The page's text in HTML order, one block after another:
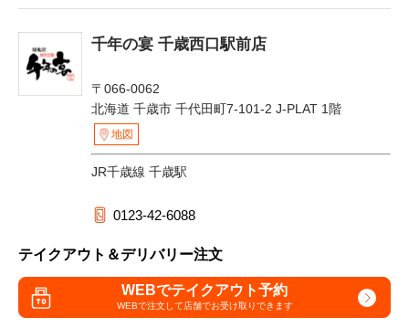
千年の宴 千歳西口駅前店
〒066-0062
北海道 千歳市 千代田町7-101-2 J-PLAT 1階
地図
JR千歳線 千歳駅
0123-42-6088
テイクアウト＆デリバリー注文
WEBでテイクアウト予約
WEBで注文して店舗でお受け取りできます